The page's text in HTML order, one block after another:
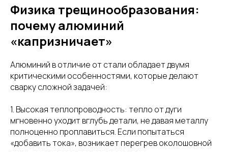
Физика трещинообразования:
почему алюминий
«капризничает»
Алюминий в отличие от стали обладает двумя
критическими особенностями, которые делают
сварку сложной задачей:
1. Высокая теплопроводность: тепло от дуги
мгновенно уходит вглубь детали, не давая металлу
полноценно проплавиться. Если попытаться
«добавить тока», возникает перегрев околошовной